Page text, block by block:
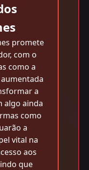
promete
com o
como a
a
algo ainda
como
a
vital na
aos
que